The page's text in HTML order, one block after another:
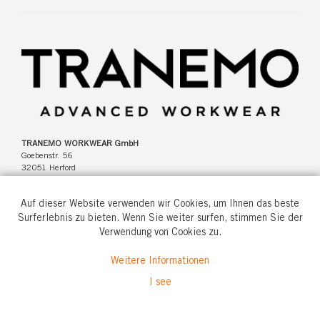
TRANEMO WORKWEAR GmbH
Goebenstr. 56
32051 Herford
Auf dieser Website verwenden wir Cookies, um Ihnen das beste
Surferlebnis zu bieten. Wenn Sie weiter surfen, stimmen Sie der
Verwendung von Cookies zu.
Weitere Informationen
I see